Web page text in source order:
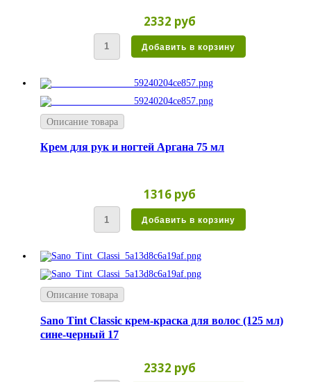
2332 руб
Описание товара
Крем для рук и ногтей Аргана 75 мл
1316 руб
Описание товара
Sano Tint Classic крем-краска для волос (125 мл)
сине-черный 17
2332 руб